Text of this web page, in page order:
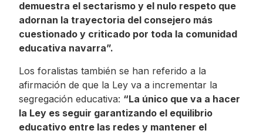
demuestra el sectarismo y el nulo respeto que
adornan la trayectoria del consejero más
cuestionado y criticado por toda la comunidad
educativa navarra”.
Los foralistas también se han referido a la
afirmación de que la Ley va a incrementar la
segregación educativa: “La único que va a hacer
la Ley es seguir garantizando el equilibrio
educativo entre las redes y mantener el